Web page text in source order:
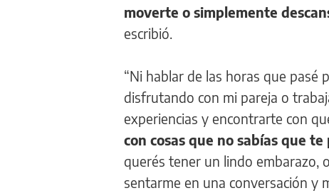
moverte o simplemente
escribió.
“Ni hablar de las horas que
disfrutando con mi pareja o
experiencias y encontrarte con
con cosas que no sabías que
querés tener un lindo embarazo,
sentarme en una conversación y